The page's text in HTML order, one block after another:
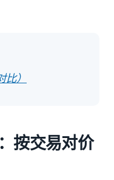
）
按交易对价